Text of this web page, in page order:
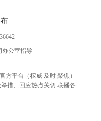
办公室指导
方平台（权威 及时 聚焦）
措、回应热点关切 联播各